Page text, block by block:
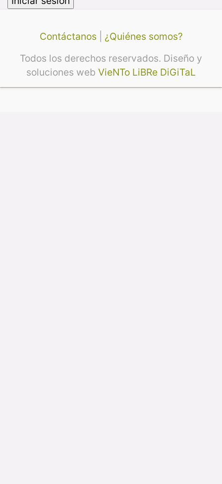
Contáctanos
¿Quiénes somos?
Todos los derechos reservados. Diseño y
soluciones web VieNTo LiBRe DiGiTaL